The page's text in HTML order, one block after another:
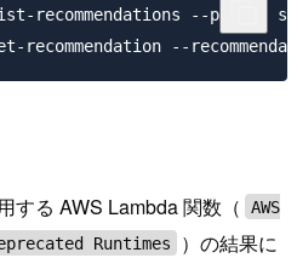
recommendations --pillar
する AWS Lambda 関数（
AWS
Runtimes
）の結果に